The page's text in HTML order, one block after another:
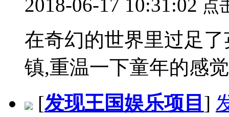
2018-06-17 10:31:02 点
在奇幻的世界里过足
镇,重温一下童年的感
[发现王国娱乐项目 ]